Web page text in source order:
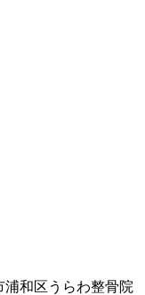
和区うらわ整骨院